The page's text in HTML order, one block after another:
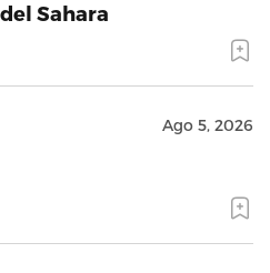
Sahara
Ago 5, 2026